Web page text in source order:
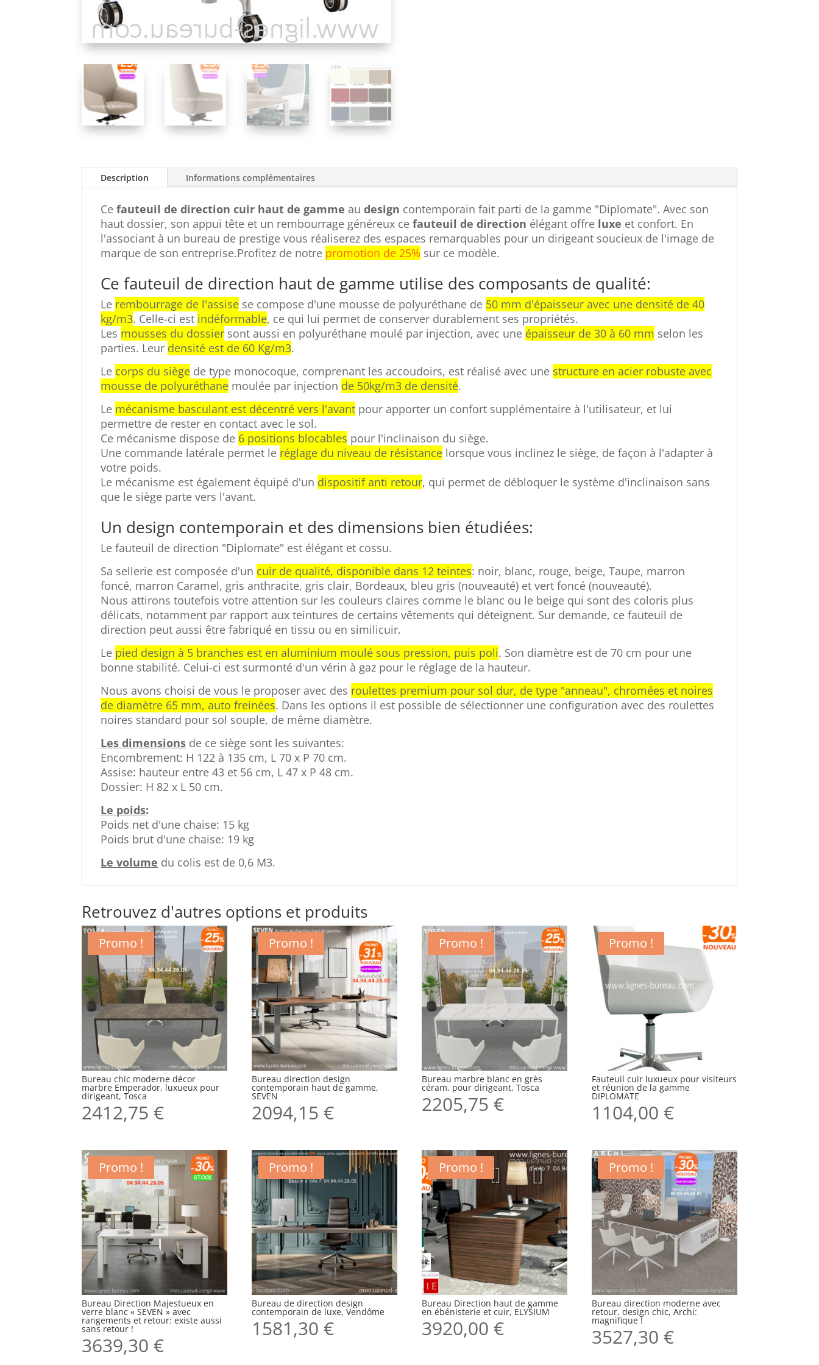
Description Informations complémentaires
Cefauteuil de direction cuir haut de gamme audesign contemporain fait parti de la gamme "Diplomate". Avec son
haut dossier, son appui tête et un rembourrage généreux cefauteuil de direction élégant offre luxe et confort. En
l'associant à un bureau de prestige vous réaliserez des espaces remarquables pour un dirigeant soucieux de l'image de
marque de son entreprise.Profitez de notre promotion de 25% sur ce modèle.
Ce fauteuil de direction haut de gamme utilise des composants de qualité:
Le rembourrage de l'assise se compose d'une mousse de polyuréthane de 50 mm d'épaisseur avec une densité de 40
kg/m3. Celle-ci est indéformable, ce qui lui permet de conserver durablement ses propriétés.
Les mousses du dossier sont aussi en polyuréthane moulé par injection, avec une épaisseur de 30 à 60 mm selon les
parties. Leur densité est de 60 Kg/m3.
Le corps du siège de type monocoque, comprenant les accoudoirs, est réalisé avec une structure en acier robuste avec
mousse de polyuréthane moulée par injection de 50kg/m3 de densité.
Le mécanisme basculant est décentré vers l'avant pour apporter un confort supplémentaire à l'utilisateur, et lui
permettre de rester en contact avec le sol.
Ce mécanisme dispose de 6 positions blocables pour l'inclinaison du siège.
Une commande latérale permet le réglage du niveau de résistance lorsque vous inclinez le siège, de façon à l'adapter à
votre poids.
Le mécanisme est également équipé d'un dispositif anti retour, qui permet de débloquer le système d'inclinaison sans
que le siège parte vers l'avant.
Un design contemporain et des dimensions bien étudiées:
Le fauteuil de direction "Diplomate" est élégant et cossu.
Sa sellerie est composée d'un cuir de qualité, disponible dans 12 teintes: noir, blanc, rouge, beige, Taupe, marron
foncé, marron Caramel, gris anthracite, gris clair, Bordeaux, bleu gris (nouveauté) et vert foncé (nouveauté).
Nous attirons toutefois votre attention sur les couleurs claires comme le blanc ou le beige qui sont des coloris plus
délicats, notamment par rapport aux teintures de certains vêtements qui déteignent. Sur demande, ce fauteuil de
direction peut aussi être fabriqué en tissu ou en similicuir.
Le pied design à 5 branches est en aluminium moulé sous pression, puis poli. Son diamètre est de 70 cm pour une
bonne stabilité. Celui-ci est surmonté d'un vérin à gaz pour le réglage de la hauteur.
Nous avons choisi de vous le proposer avec des roulettes premium pour sol dur, de type "anneau", chromées et noires
de diamètre 65 mm, auto freinées. Dans les options il est possible de sélectionner une configuration avec des roulettes
noires standard pour sol souple, de même diamètre.
Les dimensions de ce siège sont les suivantes:
Encombrement: H 122 à 135 cm, L 70 x P 70 cm.
Assise: hauteur entre 43 et 56 cm, L 47 x P 48 cm.
Dossier: H 82 x L 50 cm.
Le poids:
Poids net d'une chaise: 15 kg
Poids brut d'une chaise: 19 kg
Le volume du colis est de 0,6 M3.
Retrouvez d'autres options et produits
Promo !
Bureau chic moderne décor
marbre Emperador, luxueux pour
dirigeant, Tosca
2412,75€
Promo !
Bureau direction design
contemporain haut de gamme,
SEVEN
2094,15€
Promo !
Bureau marbre blanc en grès
céram, pour dirigeant, Tosca
2205,75€
Promo !
Fauteuil cuir luxueux pour visiteurs
et réunion de la gamme
DIPLOMATE
1104,00€
Promo !
Bureau Direction Majestueux en
verre blanc « SEVEN » avec
rangements et retour: existe aussi
sans retour !
3639,30€
Promo !
Bureau de direction design
contemporain de luxe, Vendôme
1581,30€
Promo !
Bureau Direction haut de gamme
en ébénisterie et cuir, ELYSIUM
3920,00€
Promo !
Bureau direction moderne avec
retour, design chic, Archi:
magnifique !
3527,30€